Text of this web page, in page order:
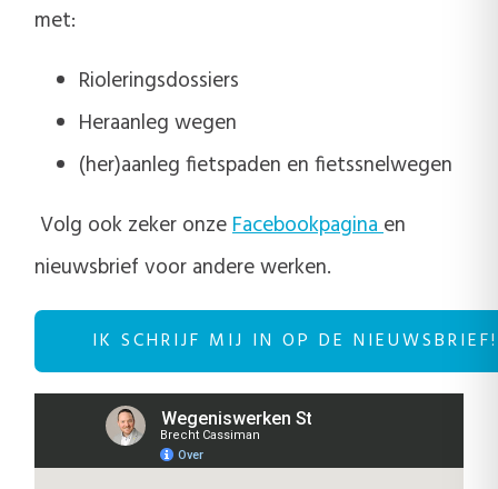
met:
Rioleringsdossiers
Heraanleg wegen
(her)aanleg fietspaden en fietssnelwegen
Volg ook zeker onzeFacebookpaginaen
nieuwsbrief voor andere werken.
IK SCHRIJF MIJ IN OP DE NIEUWSBRIEF!